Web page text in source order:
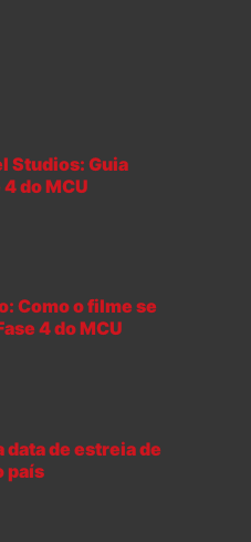
Studios: Guia
do MCU
Como o filme se
4 do MCU
de estreia de
país